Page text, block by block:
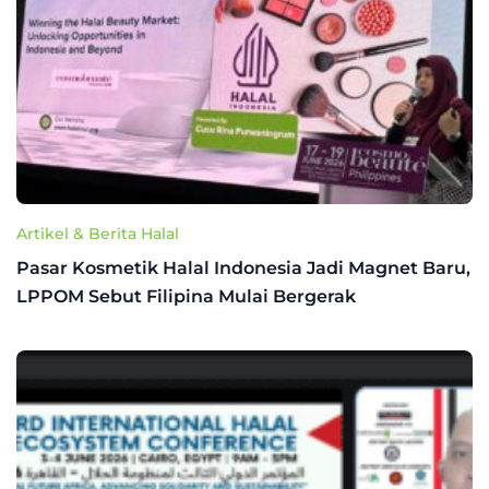
Artikel & Berita Halal
Pasar Kosmetik Halal Indonesia Jadi Magnet Baru,
LPPOM Sebut Filipina Mulai Bergerak